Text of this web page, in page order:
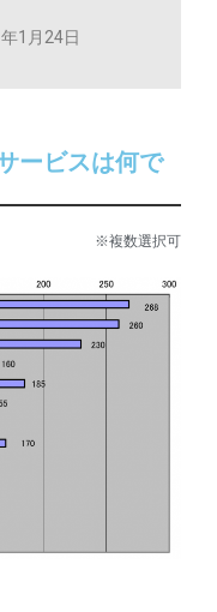
1月24日
ービスは何で
※複数選択可